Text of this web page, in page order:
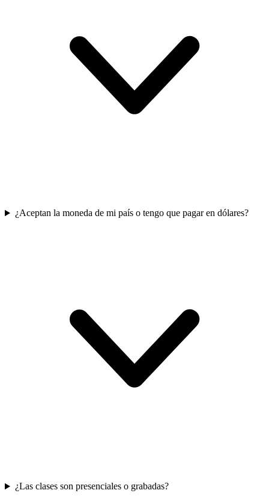
¿Aceptan la moneda de mi país o tengo que pagar en dólares?
¿Las clases son presenciales o grabadas?